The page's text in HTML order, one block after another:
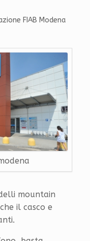
FIAB Modena
mountain
il casco e